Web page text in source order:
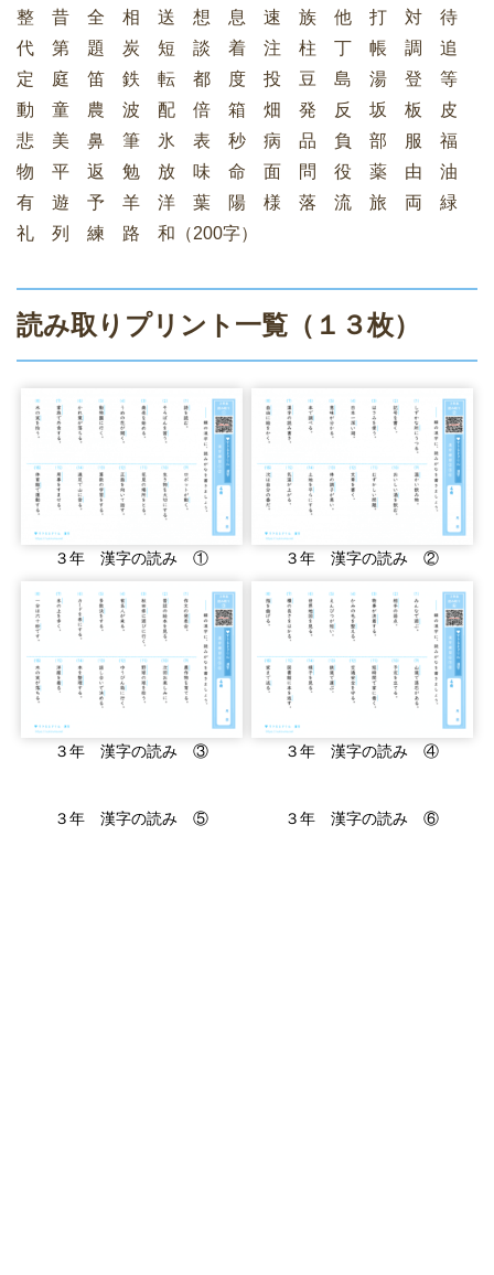
整 昔 全 相 送 想 息 速 族 他 打 対 待
代 第 題 炭 短 談 着 注 柱 丁 帳 調 追
定 庭 笛 鉄 転 都 度 投 豆 島 湯 登 等
動 童 農 波 配 倍 箱 畑 発 反 坂 板 皮
悲 美 鼻 筆 氷 表 秒 病 品 負 部 服 福
物 平 返 勉 放 味 命 面 問 役 薬 由 油
有 遊 予 羊 洋 葉 陽 様 落 流 旅 両 緑
礼 列 練 路 和（200字）
読み取りプリント一覧（１３枚）
３年 漢字の読み ① ３年 漢字の読み ②
３年 漢字の読み ③ ３年 漢字の読み ④
３年 漢字の読み ⑤ ３年 漢字の読み ⑥